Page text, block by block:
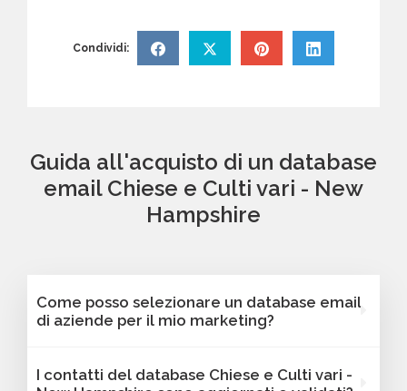
Condividi:
Guida all'acquisto di un database
email Chiese e Culti vari - New
Hampshire
Come posso selezionare un database email
di aziende per il mio marketing?
nostra piattaforma Bancomail. Troverai
I contatti del database Chiese e Culti vari -